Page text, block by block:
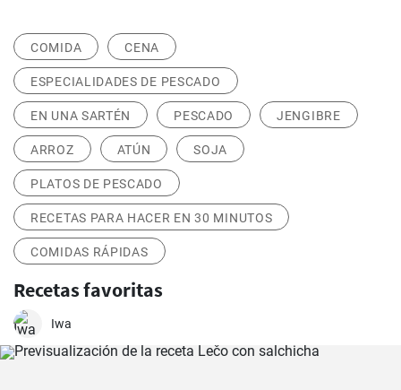
COMIDA CENA
ESPECIALIDADES DE PESCADO
EN UNA SARTÉN PESCADO JENGIBRE
ARROZ ATÚN SOJA
PLATOS DE PESCADO
RECETAS PARA HACER EN 30 MINUTOS
COMIDAS RÁPIDAS
Recetas favoritas
Iwa